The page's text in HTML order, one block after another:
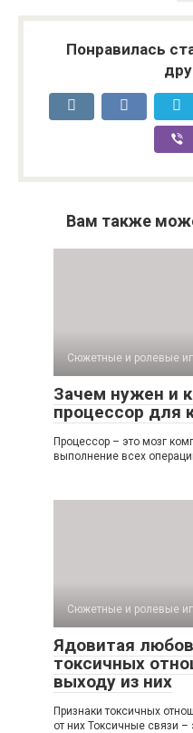
Понравилась
Вам также
Сюжетные и ролевые
Зачем нужен и
процессор для
Процессор – это мозг
выполнение всех
Сюжетные и ролевые
Ядовитая
токсичных
выходу из них
Признаки токсичных
от них Токсичные связи –